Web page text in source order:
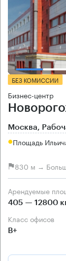
БЕЗ КОМИССИИ
Бизнес-центр
Москва,
Площадь
830 м →
Арендуемые
405 — 12800
Класс офисов
B+